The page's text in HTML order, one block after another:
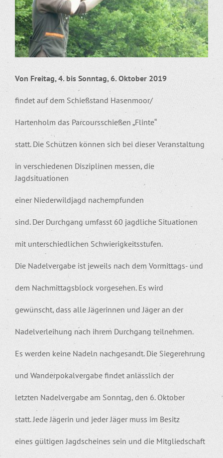
Von Freitag, 4. bis Sonntag, 6. Oktober 2019
findet auf dem Schießstand Hasenmoor/
Hartenholm das Parcoursschießen „Flinte“
statt. Die Schützen können sich bei dieser Veranstaltung
in verschiedenen Disziplinen messen, die
Jagdsituationen
einer Niederwildjagd nachempfunden
sind. Der Durchgang umfasst 60 jagdliche Situationen
mit unterschiedlichen Schwierigkeitsstufen.
Die Nadelvergabe ist jeweils nach dem Vormittags- und
dem Nachmittagsblock vorgesehen. Es wird
gewünscht, dass alle Jägerinnen und Jäger an der
Nadelverleihung nach ihrem Durchgang teilnehmen.
Es werden keine Nadeln nachgesandt. Die Siegerehrung
und Wanderpokalvergabe findet anlässlich der
letzten Nadelvergabe am Sonntag, den 6. Oktober
statt. Jede Jägerin und jeder Jäger muss im Besitz
eines gültigen Jagdscheines sein und die Mitgliedschaft